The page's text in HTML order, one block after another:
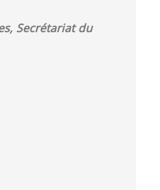
Secrétariat du